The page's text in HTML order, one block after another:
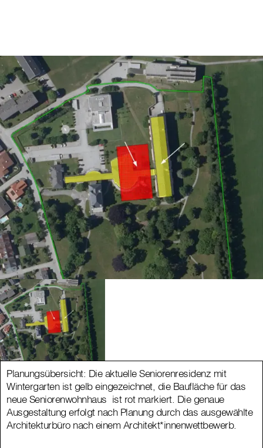
Planungsübersicht: Die aktuelle Seniorenresidenz mit
Wintergarten ist gelb eingezeichnet, die Baufläche für das
neue Seniorenwohnhaus ist rot markiert. Die genaue
Ausgestaltung erfolgt nach Planung durch das ausgewählte
Architekturbüro nach einem Architekt*innenwettbewerb.